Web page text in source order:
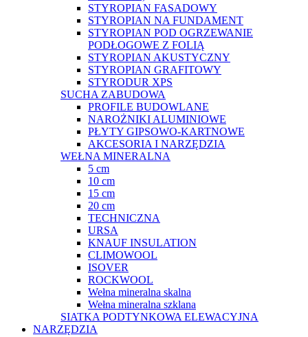
STYROPIAN FASADOWY
STYROPIAN NA FUNDAMENT
STYROPIAN POD OGRZEWANIE
PODŁOGOWE Z FOLIĄ
STYROPIAN AKUSTYCZNY
STYROPIAN GRAFITOWY
STYRODUR XPS
SUCHA ZABUDOWA
PROFILE BUDOWLANE
NAROŻNIKI ALUMINIOWE
PŁYTY GIPSOWO-KARTNOWE
AKCESORIA I NARZĘDZIA
WEŁNA MINERALNA
5 cm
10 cm
15 cm
20 cm
TECHNICZNA
URSA
KNAUF INSULATION
CLIMOWOOL
ISOVER
ROCKWOOL
Wełna mineralna skalna
Wełna mineralna szklana
SIATKA PODTYNKOWA ELEWACYJNA
NARZĘDZIA